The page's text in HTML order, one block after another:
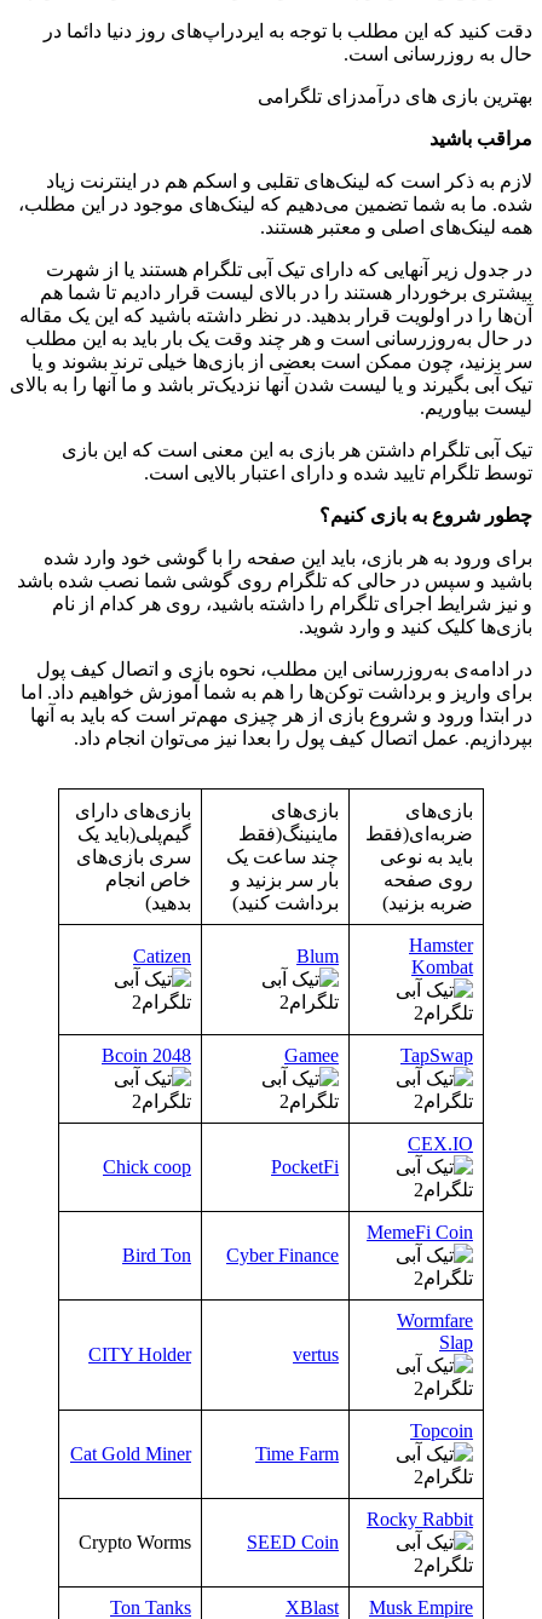
دقت کنید که این مطلب با توجه به ایردراپ‌های روز دنیا دائما در
حال به روزرسانی است.
بهترین بازی های درآمدزای تلگرامی
مراقب باشید
لازم به ذکر است که لینک‌های تقلبی و اسکم هم در اینترنت زیاد
شده. ما به شما تضمین می‌دهیم که لینک‌های موجود در این مطلب،
همه لینک‌های اصلی و معتبر هستند.
در جدول زیر آنهایی که دارای تیک آبی تلگرام هستند یا از شهرت
بیشتری برخوردار هستند را در بالای لیست قرار دادیم تا شما هم
آن‌ها را در اولویت قرار بدهید. در نظر داشته باشید که این یک مقاله
در حال به‌روزرسانی است و هر چند وقت یک بار باید به این مطلب
سر بزنید، چون ممکن است بعضی از بازی‌ها خیلی ترند بشوند و یا
تیک آبی بگیرند و یا لیست شدن آنها نزدیک‌تر باشد و ما آنها را به بالای
لیست بیاوریم.
تیک آبی تلگرام داشتن هر بازی به این معنی است که این بازی
توسط تلگرام تایید شده و دارای اعتبار بالایی است.
چطور شروع به بازی کنیم؟
برای ورود به هر بازی، باید این صفحه را با گوشی خود وارد شده
باشید و سپس در حالی که تلگرام روی گوشی شما نصب شده باشد
و نیز شرایط اجرای تلگرام را داشته باشید، روی هر کدام از نام
بازی‌ها کلیک کنید و وارد شوید.
در ادامه‌ی به‌روز‌رسانی این مطلب، نحوه بازی و اتصال کیف پول
برای واریز و برداشت توکن‌ها را هم به شما آموزش خواهیم داد. اما
در ابتدا ورود و شروع بازی از هر چیزی مهم‌تر است که باید به آنها
بپردازیم. عمل اتصال کیف پول را بعدا نیز می‌توان انجام داد.
بازی‌های
ضربه‌ای(فقط
باید به نوعی
روی صفحه
ضربه بزنید)
بازی‌های
ماینینگ(فقط
چند ساعت یک
بار سر بزنید و
برداشت کنید)
بازی‌های دارای
گیم‌پلی(باید یک
سری بازی‌های
خاص انجام
بدهید)
Hamster
Kombat
Blum
Catizen
TapSwap
Gamee
Bcoin 2048
CEX.IO
PocketFi
Chick coop
MemeFi Coin
Cyber Finance
Bird Ton
Wormfare
Slap
vertus
CITY Holder
Topcoin
Time Farm
Cat Gold Miner
Rocky Rabbit
SEED Coin
Crypto Worms
Musk Empire
XBlast
Ton Tanks